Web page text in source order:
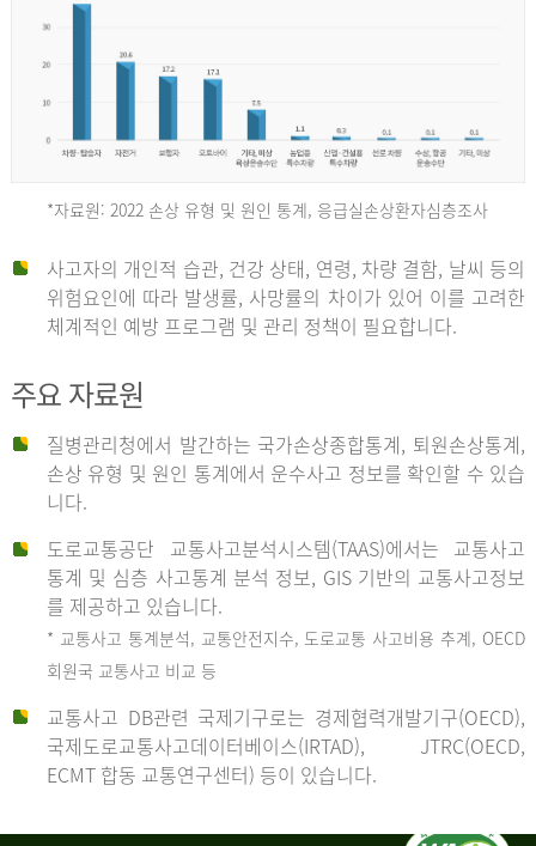
사
*자료원: 2022 손상 유형 및 원인 통계, 응급실손상환자심층조사
사고자의 개인적 습관, 건강 상태, 연령, 차량 결함, 날씨 등의
위험요인에 따라 발생률, 사망률의 차이가 있어 이를 고려한
체계적인 예방 프로그램 및 관리 정책이 필요합니다.
주요 자료원
질병관리청에서 발간하는 국가손상종합통계, 퇴원손상통계,
손상 유형 및 원인 통계에서 운수사고 정보를 확인할 수 있습
니다.
도로교통공단 교통사고분석시스템(TAAS)에서는 교통사고
통계 및 심층 사고통계 분석 정보, GIS 기반의 교통사고정보
를 제공하고 있습니다.
* 교통사고 통계분석, 교통안전지수, 도로교통 사고비용 추계, OECD
회원국 교통사고 비교 등
교통사고 DB관련 국제기구로는 경제협력개발기구(OECD),
국제도로교통사고데이터베이스(IRTAD), JTRC(OECD,
ECMT 합동 교통연구센터) 등이 있습니다.